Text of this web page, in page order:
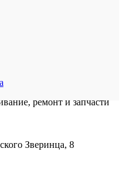
ремонт и запчасти
Зверинца, 8